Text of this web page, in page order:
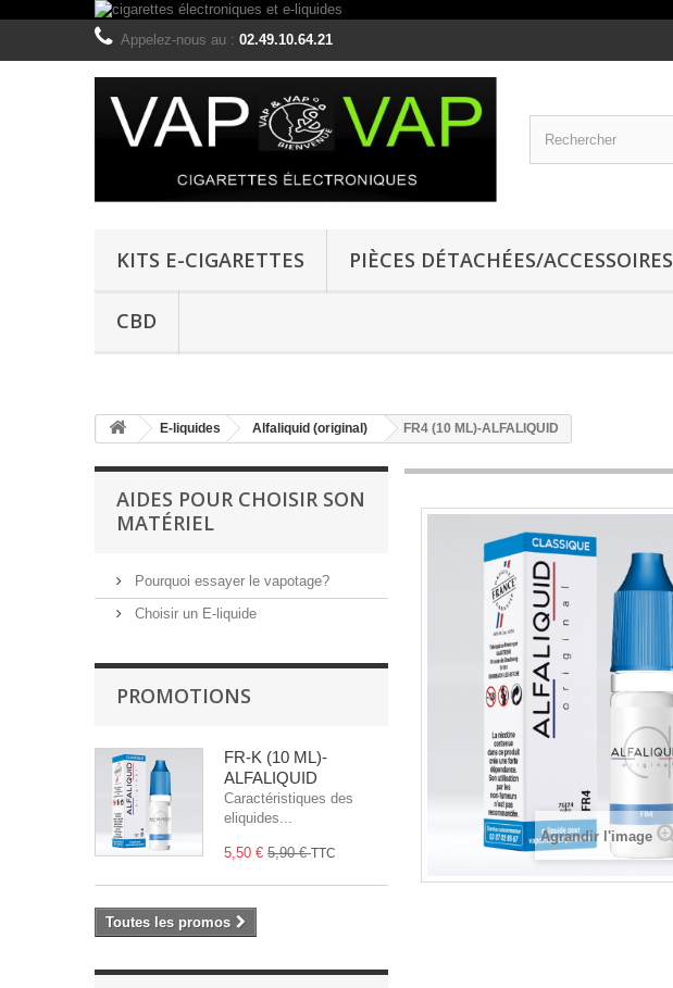
Appelez-nous au : 02.49.10.64.21
KITS E-CIGARETTES PIÈCES DÉTACHÉES/ACCESSOIRES
CBD
E-liquides Alfaliquid (original) FR4 (10 ML)-ALFALIQUID
AIDES POUR CHOISIR SON
MATÉRIEL
Pourquoi essayer le vapotage?
Choisir un E-liquide
PROMOTIONS
FR-K (10 ML)-
ALFALIQUID
Caractéristiques des
eliquides...
5,50 € 5,90 €TTC
Toutes les promos
Agrandir l'image